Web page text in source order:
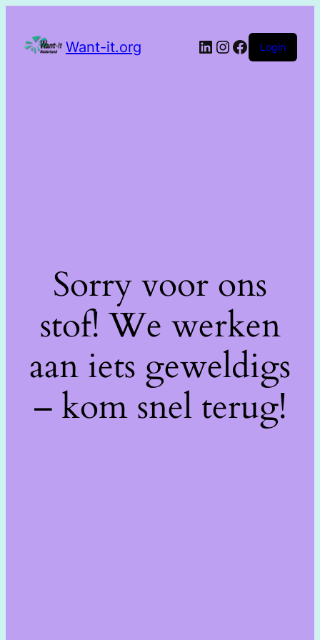
Want-it.org Login
Sorry voor ons
stof! We werken
aan iets geweldigs
– kom snel terug!